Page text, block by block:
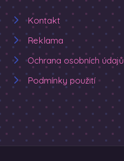
Kontakt
Reklama
Ochrana osobních údajů
Podmínky použití